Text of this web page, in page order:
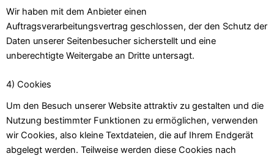
Wir haben mit dem Anbieter einen
Auftragsverarbeitungsvertrag geschlossen, der den Schutz der
Daten unserer Seitenbesucher sicherstellt und eine
unberechtigte Weitergabe an Dritte untersagt.
4) Cookies
Um den Besuch unserer Website attraktiv zu gestalten und die
Nutzung bestimmter Funktionen zu ermöglichen, verwenden
wir Cookies, also kleine Textdateien, die auf Ihrem Endgerät
abgelegt werden. Teilweise werden diese Cookies nach